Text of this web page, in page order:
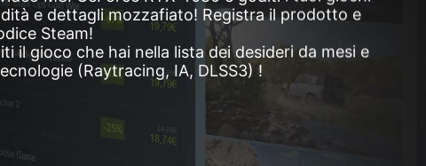
e dettagli mozzafiato! Registra il prodotto e
Steam!
il gioco che hai nella lista dei desideri da mesi e
(Raytracing, IA, DLSS3) !